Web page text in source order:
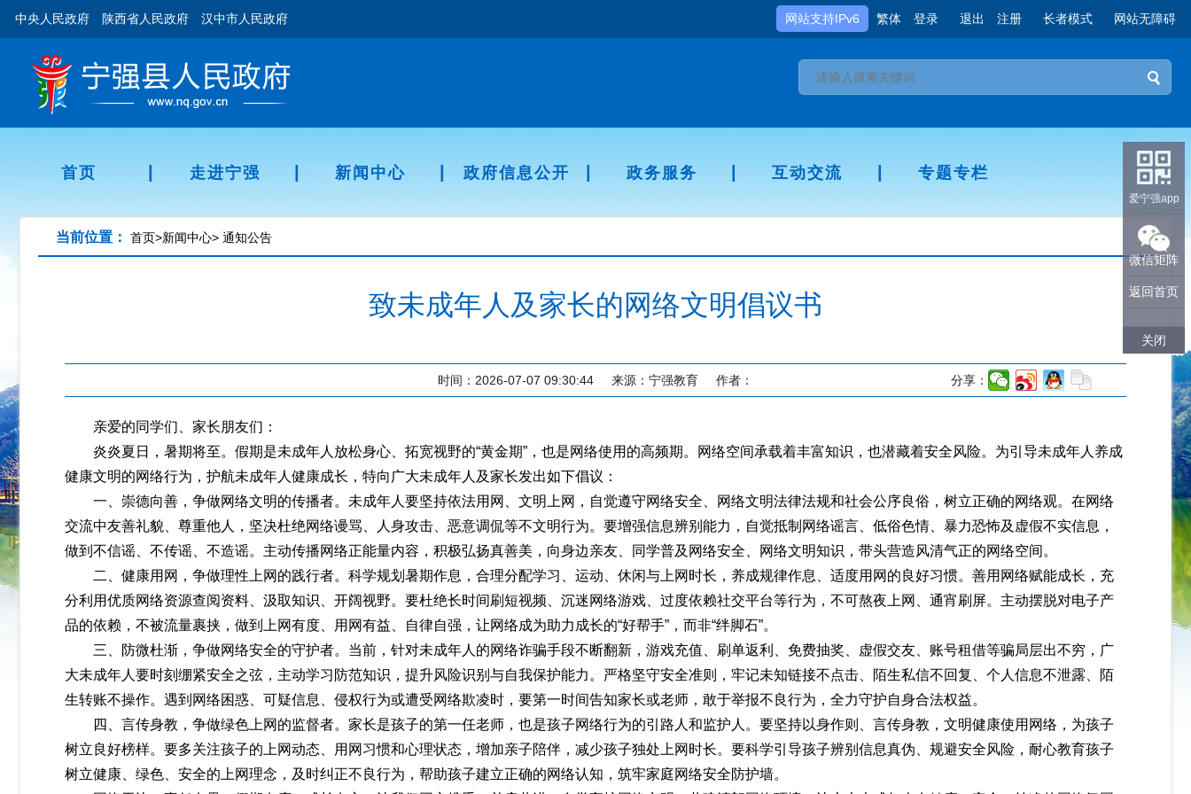
中央人民政府 陕西省人民政府 汉中市人民政府 网站支持IPv6 繁体 登录 退出 注册 长者模式 网站无障碍
首页 走进宁强 新闻中心 政府信息公开 政务服务 互动交流 专题专栏
当前位置： 首页>新闻中心> 通知公告
致未成年人及家长的网络文明倡议书
时间：2026-07-07 09:30:44 来源：宁强教育 作者： 分享：
亲爱的同学们、家长朋友们：
炎炎夏日，暑期将至。假期是未成年人放松身心、拓宽视野的“黄金期”，也是网络使用的高频期。网络空间承载着丰富知识，也潜藏着安全风险。为引导未成年人养成
健康文明的网络行为，护航未成年人健康成长，特向广大未成年人及家长发出如下倡议：
一、崇德向善，争做网络文明的传播者。 未成年人要坚持依法用网、文明上网，自觉遵守网络安全、网络文明法律法规和社会公序良俗，树立正确的网络观。在网络
交流中友善礼貌、尊重他人，坚决杜绝网络谩骂、人身攻击、恶意调侃等不文明行为。要增强信息辨别能力，自觉抵制网络谣言、低俗色情、暴力恐怖及虚假不实信息，
做到不信谣、不传谣、不造谣。主动传播网络正能量内容，积极弘扬真善美，向身边亲友、同学普及网络安全、网络文明知识，带头营造风清气正的网络空间。
二、健康用网，争做理性上网的践行者。 科学规划暑期作息，合理分配学习、运动、休闲与上网时长，养成规律作息、适度用网的良好习惯。善用网络赋能成长，充
分利用优质网络资源查阅资料、汲取知识、开阔视野。要杜绝长时间刷短视频、沉迷网络游戏、过度依赖社交平台等行为，不可熬夜上网、通宵刷屏。主动摆脱对电子产
品的依赖，不被流量裹挟，做到上网有度、用网有益、自律自强，让网络成为助力成长的“好帮手”，而非“绊脚石”。
三、防微杜渐，争做网络安全的守护者。 当前，针对未成年人的网络诈骗手段不断翻新，游戏充值、刷单返利、免费抽奖、虚假交友、账号租借等骗局层出不穷，广
大未成年人要时刻绷紧安全之弦，主动学习防范知识，提升风险识别与自我保护能力。严格坚守安全准则，牢记未知链接不点击、陌生私信不回复、个人信息不泄露、陌
生转账不操作。遇到网络困惑、可疑信息、侵权行为或遭受网络欺凌时，要第一时间告知家长或老师，敢于举报不良行为，全力守护自身合法权益。
四、言传身教，争做绿色上网的监督者。 家长是孩子的第一任老师，也是孩子网络行为的引路人和监护人。要坚持以身作则、言传身教，文明健康使用网络，为孩子
树立良好榜样。要多关注孩子的上网动态、用网习惯和心理状态，增加亲子陪伴，减少孩子独处上网时长。要科学引导孩子辨别信息真伪、规避安全风险，耐心教育孩子
树立健康、绿色、安全的上网理念，及时纠正不良行为，帮助孩子建立正确的网络认知，筑牢家庭网络安全防护墙。
爱宁强app
微信矩阵
返回首页
关闭